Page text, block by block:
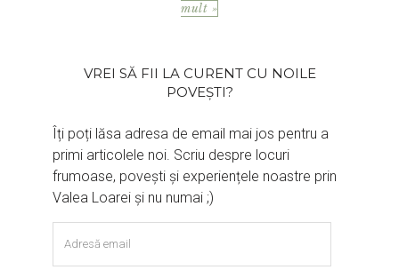
mult »
VREI SĂ FII LA CURENT CU NOILE
POVEȘTI?
Îți poți lăsa adresa de email mai jos pentru a
primi articolele noi. Scriu despre locuri
frumoase, povești și experiențele noastre prin
Valea Loarei și nu numai ;)
email